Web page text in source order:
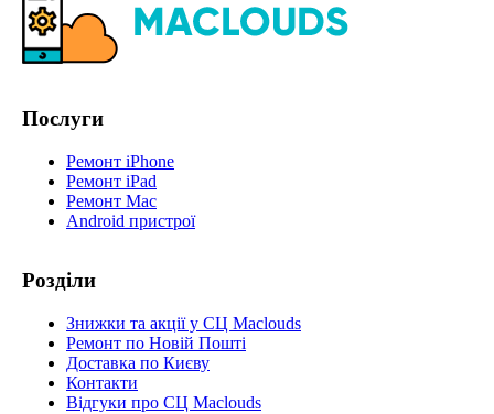
Послуги
Ремонт iPhone
Ремонт iPad
Ремонт Mac
Android пристрої
Розділи
Знижки та акції у СЦ Maclouds
Ремонт по Новій Пошті
Доставка по Києву
Контакти
Відгуки про СЦ Maclouds